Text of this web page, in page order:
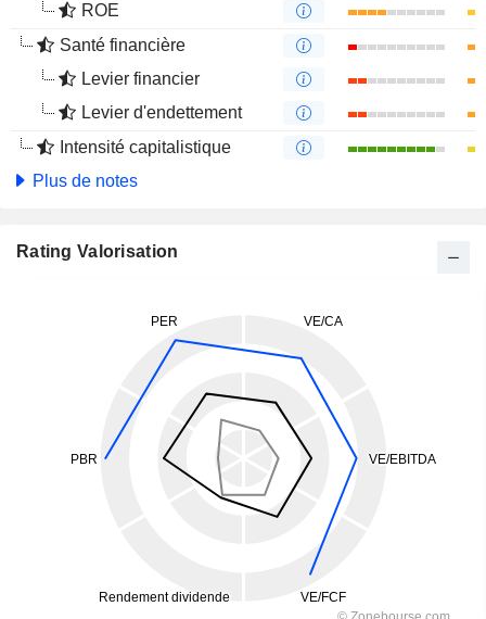
ROE
Santé financière
Levier financier
Levier d'endettement
Intensité capitalistique
Plus de notes
Rating Valorisation